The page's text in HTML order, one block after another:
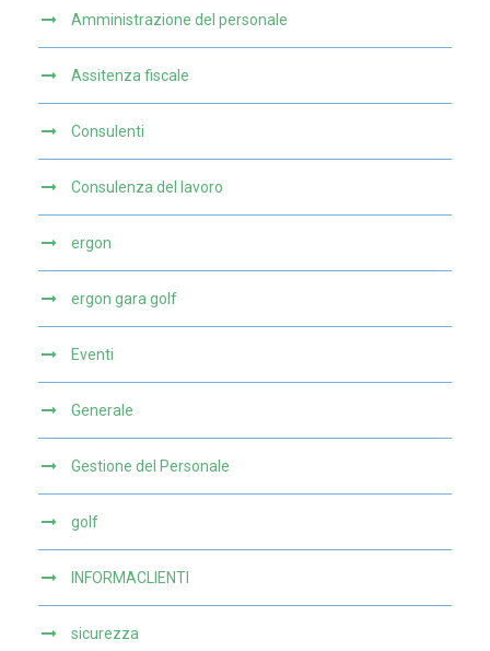
Amministrazione del personale
Assitenza fiscale
Consulenti
Consulenza del lavoro
ergon
ergon gara golf
Eventi
Generale
Gestione del Personale
golf
INFORMACLIENTI
sicurezza